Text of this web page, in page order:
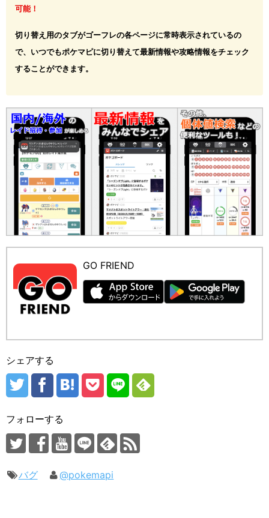
可能！
切り替え用のタブがゴーフレの各ページに常時表示されているの
で、いつでもポケマピに切り替えて最新情報や攻略情報をチェック
することができます。
GO FRIEND
シェアする
フォローする
バグ @pokemapi